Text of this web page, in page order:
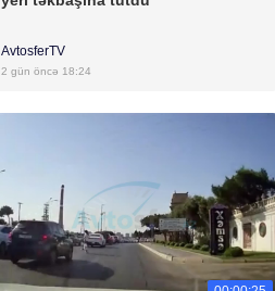
AvtosferTV
2 gün öncə 18:24